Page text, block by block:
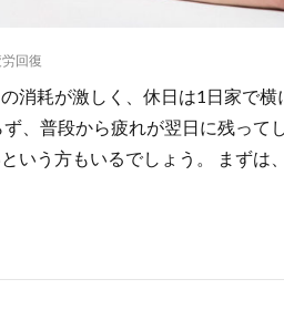
労回復
消耗が激しく、休日は1日家で
ず、普段から疲れが翌日に残っ
いう方もいるでしょう。 まずは